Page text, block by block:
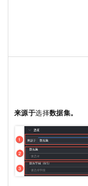
来源于选择数据集。